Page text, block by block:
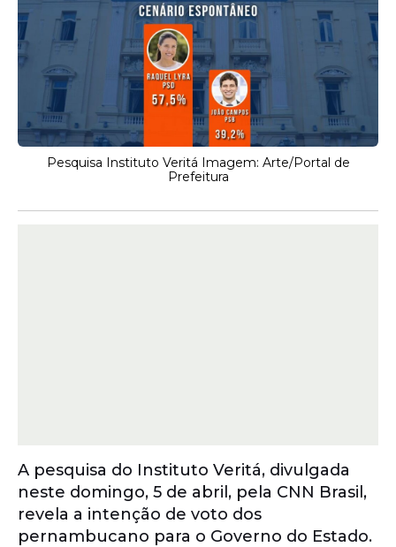
Pesquisa Instituto Veritá Imagem: Arte/Portal de
Prefeitura
A pesquisa do Instituto Veritá, divulgada
neste domingo, 5 de abril, pela CNN Brasil,
revela a intenção de voto dos
pernambucano para o Governo do Estado.